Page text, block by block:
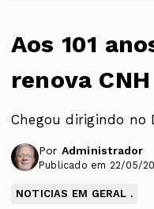
Aos 101
renova CNH
Chegou dirigindo no
Por Administrador
Publicado em 22/05/
NOTICIAS EM GERAL .